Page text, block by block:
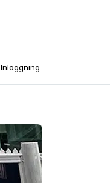
Inloggning